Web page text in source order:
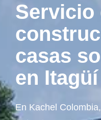
Servicio
casas
en Itagüí
En Kachel